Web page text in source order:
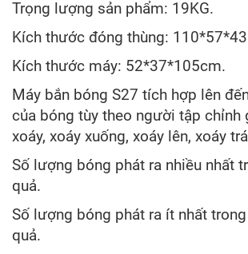
Trọng lượng sản phẩm: 19KG.
Kích thước đóng thùng:
Kích thước máy: 52*37*105cm.
Máy bắn bóng S27 tích hợp lên
của bóng tùy theo người tập chỉnh
xoáy, xoáy xuống, xoáy lên, xoáy
Số lượng bóng phát ra nhiều nhất
quả.
Số lượng bóng phát ra ít nhất
quả.